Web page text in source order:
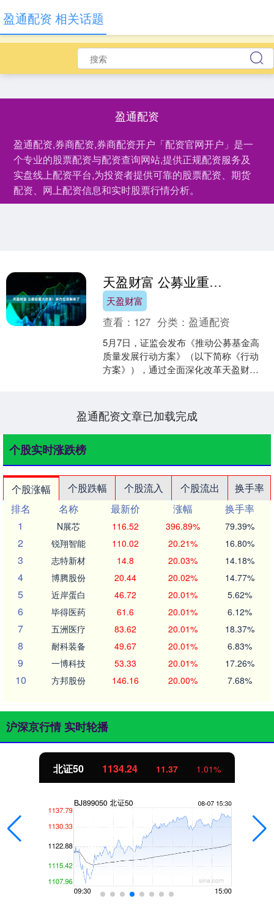
盈通配资
盈通配资,券商配资,券商配资开户「配资官网开户」是一
个专业的股票配资与配资查询网站,提供正规配资服务及
实盘线上配资平台,为投资者提供可靠的股票配资、期货
配资、网上配资信息和实时股票行情分析。
盈通配资 相关话题
天盈财富 公募业重大改革！多方位详解来了
天盈财富
查看： 127 分类：盈通配资
5月7日，证监会发布《推动公募基金高
质量发展行动方案》（以下简称《行动
方案》），通过全面深化改革天盈财
盈通配资文章已加载完成
个股实时涨跌榜
个股涨幅 个股跌幅 个股流入 个股流出
换手率
排名
名称 最新价 涨幅
换手率
1
N展芯 116.52 396.89% 79.39%
2 锐翔智能 110.02 20.21% 16.80%
3 志特新材 14.8 20.03% 14.18%
4 博腾股份 20.44 20.02% 14.77%
5 近岸蛋白 46.72 20.01% 5.62%
6 毕得医药 61.6 20.01% 6.12%
7 五洲医疗 83.62 20.01% 18.37%
8 耐科装备 49.67 20.01% 6.83%
9 一博科技 53.33 20.01% 17.26%
10 方邦股份 146.16 20.00% 7.68%
沪深京行情 实时轮播
北证50 1134.24 11.37 1.01%